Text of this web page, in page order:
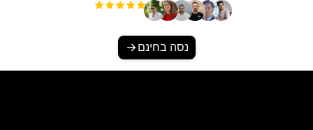
+3'000
נסה בחינם